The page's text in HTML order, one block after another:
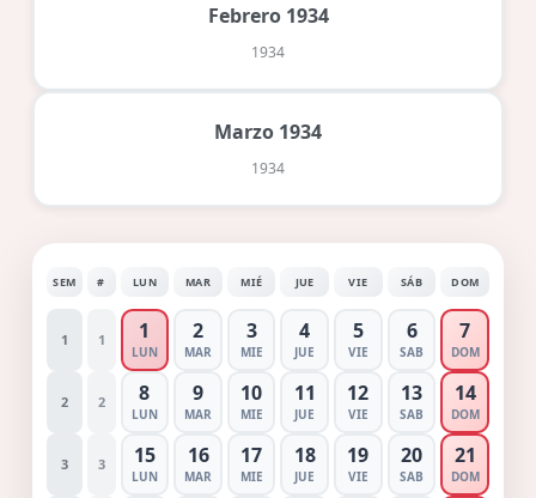
Febrero 1934
1934
Marzo 1934
1934
SEM # LUN MAR MIÉ JUE VIE SÁB DOM
1 1 1
LUN
2
MAR
3
MIE
4
JUE
5
VIE
6
SAB
7
DOM
2 2 8
LUN
9
MAR
10
MIE
11
JUE
12
VIE
13
SAB
14
DOM
3 3 15
LUN
16
MAR
17
MIE
18
JUE
19
VIE
20
SAB
21
DOM